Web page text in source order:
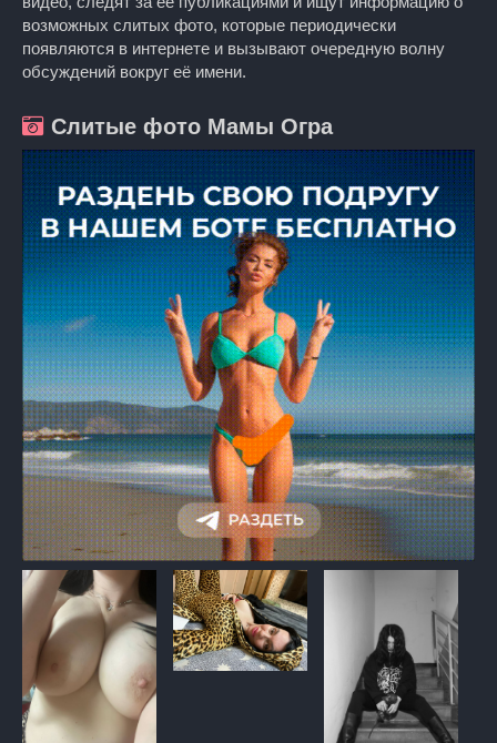
возможных слитых фото, которые периодически
появляются в интернете и вызывают очередную волну
обсуждений вокруг её имени.
Слитые фото Мамы Огра